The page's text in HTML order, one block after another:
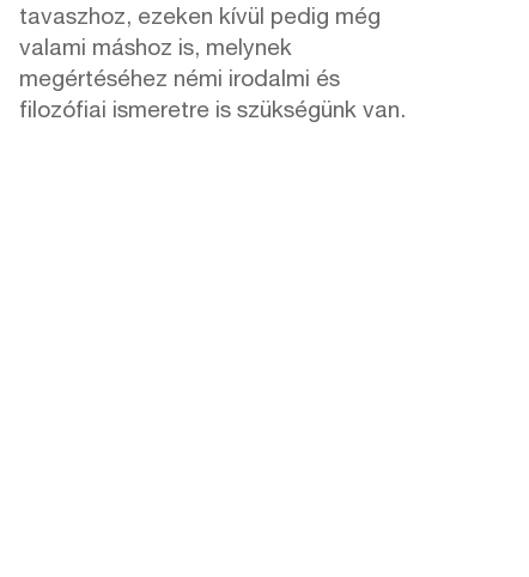
tavaszhoz, ezeken kívül pedig még
valami máshoz is, melynek
megértéséhez némi irodalmi és
filozófiai ismeretre is szükségünk van.